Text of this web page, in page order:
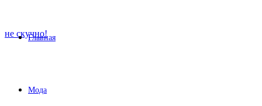
не скучно!
Главная
Мода